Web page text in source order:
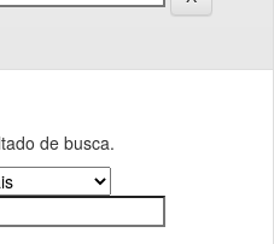
de busca.